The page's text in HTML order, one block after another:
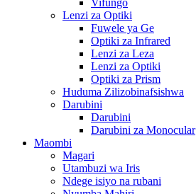
Vifungo
Lenzi za Optiki
Fuwele ya Ge
Optiki za Infrared
Lenzi za Leza
Lenzi za Optiki
Optiki za Prism
Huduma Zilizobinafsishwa
Darubini
Darubini
Darubini za Monocular
Maombi
Magari
Utambuzi wa Iris
Ndege isiyo na rubani